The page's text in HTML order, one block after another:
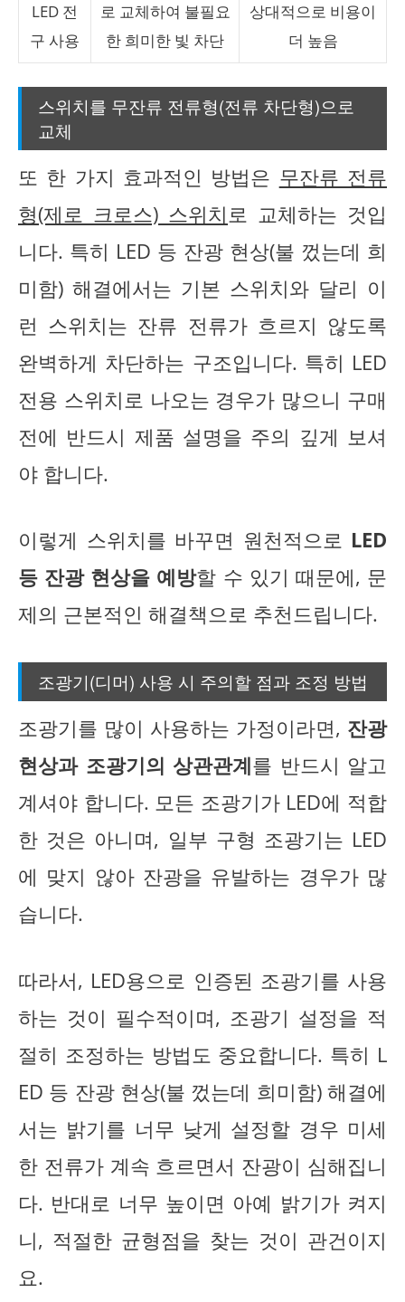
LED 전
구 사용
로 교체하여 불필요
한 희미한 빛 차단
상대적으로 비용이
더 높음
스위치를 무잔류 전류형(전류 차단형)으로
교체
또 한 가지 효과적인 방법은 무잔류 전류
형(제로 크로스) 스위치로 교체하는 것입
니다. 특히 LED 등 잔광 현상(불 껐는데 희
미함) 해결에서는 기본 스위치와 달리 이
런 스위치는 잔류 전류가 흐르지 않도록
완벽하게 차단하는 구조입니다. 특히 LED
전용 스위치로 나오는 경우가 많으니 구매
전에 반드시 제품 설명을 주의 깊게 보셔
야 합니다.
이렇게 스위치를 바꾸면 원천적으로 LED
등 잔광 현상을 예방할 수 있기 때문에, 문
제의 근본적인 해결책으로 추천드립니다.
조광기(디머) 사용 시 주의할 점과 조정 방법
조광기를 많이 사용하는 가정이라면, 잔광
현상과 조광기의 상관관계를 반드시 알고
계셔야 합니다. 모든 조광기가 LED에 적합
한 것은 아니며, 일부 구형 조광기는 LED
에 맞지 않아 잔광을 유발하는 경우가 많
습니다.
따라서, LED용으로 인증된 조광기를 사용
하는 것이 필수적이며, 조광기 설정을 적
절히 조정하는 방법도 중요합니다. 특히 L
ED 등 잔광 현상(불 껐는데 희미함) 해결에
서는 밝기를 너무 낮게 설정할 경우 미세
한 전류가 계속 흐르면서 잔광이 심해집니
다. 반대로 너무 높이면 아예 밝기가 켜지
니, 적절한 균형점을 찾는 것이 관건이지
요.